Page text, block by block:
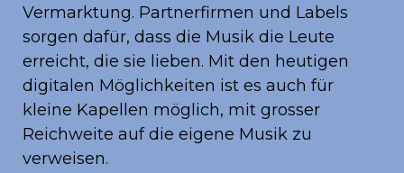
Vermarktung. Partnerfirmen und Labels
sorgen dafür, dass die Musik die Leute
erreicht, die sie lieben. Mit den heutigen
digitalen Möglichkeiten ist es auch für
kleine Kapellen möglich, mit grosser
Reichweite auf die eigene Musik zu
verweisen.